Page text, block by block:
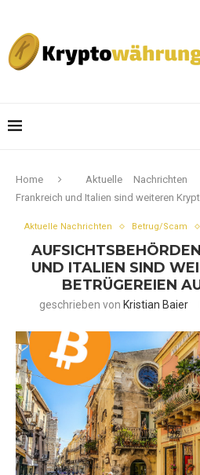
Home Aktuelle Nachrichten
Frankreich und Italien sind weiteren
Aktuelle Nachrichten Betrug/Scam
UND ITALIEN SIND
BETRÜGEREIEN
geschrieben von Kristian Baier